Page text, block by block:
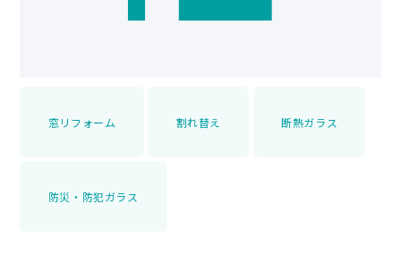
窓リフォーム 割れ替え 断熱ガラス
防災・防犯ガラス